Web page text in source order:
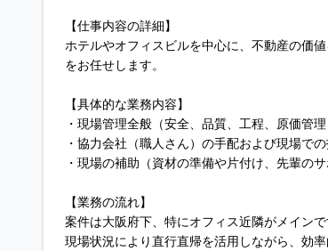
【仕事内容の詳細】
ホテルやオフィスビルを中心に、不動産の価
をお任せします。
【具体的な業務内容】
・現場管理全般（安全、品質、工程、原価管理
・協力会社（職人さん）の手配および現場で
・現場の補助（資材の準備や片付け、先輩のサ
【業務の流れ】
案件は大阪府下、特にオフィス近隣がメインで
現場状況により直行直帰を活用しながら、効率